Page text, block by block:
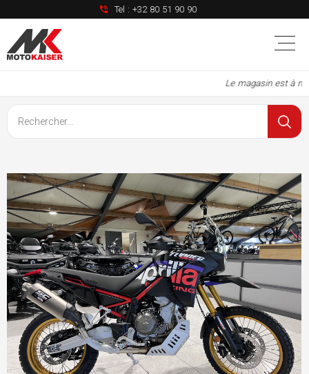
Tel : +32 80 51 90 90
Le magasin est à